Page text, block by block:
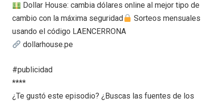
Dollar House: cambia dólares online al mejor tipo de
cambio con la máxima seguridad
Sorteos mensuales
usando el código LAENCERRONA
dollarhouse.pe
#publicidad
****
¿Te gustó este episodio? ¿Buscas las fuentes de los